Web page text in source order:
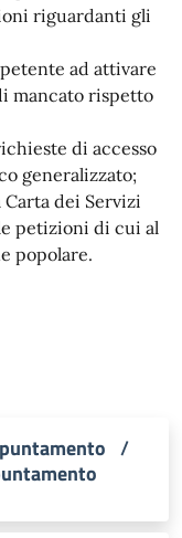
riguardanti gli
ad attivare
mancato rispetto
di accesso
generalizzato;
dei Servizi
petizioni di cui al
popolare.
/